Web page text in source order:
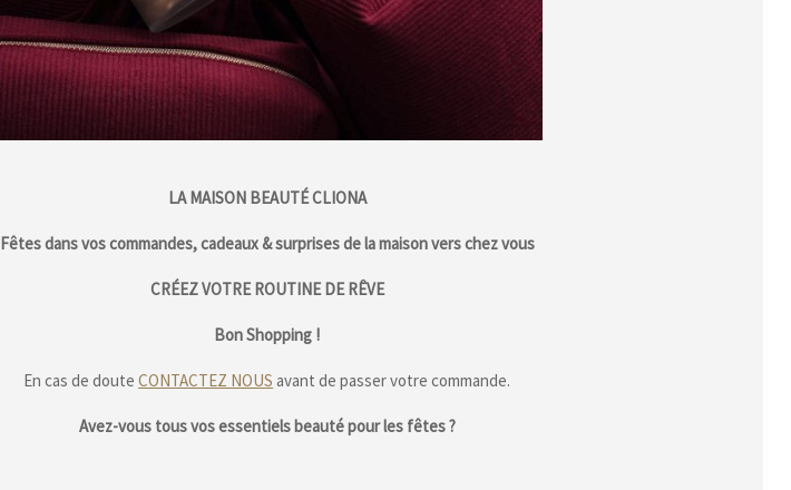
LA MAISON BEAUTÉ CLIONA
Fêtes dans vos commandes, cadeaux & surprises de la maison vers chez vous
CRÉEZ VOTRE ROUTINE DE RÊVE
Bon Shopping !
En cas de douteCONTACTEZ NOUS avant de passer votre commande.
Avez-vous tous vos essentiels beauté pour les fêtes ?